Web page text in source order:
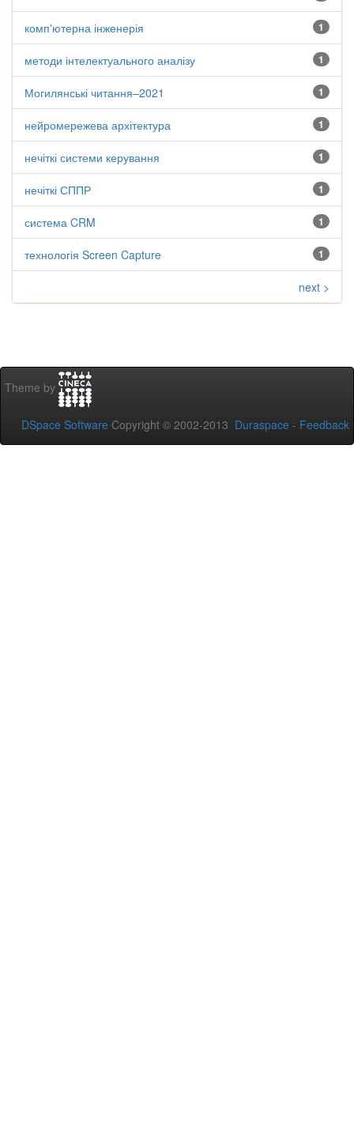
1
комп'ютерна інженерія
1
методи інтелектуального аналізу
1
Могилянські читання–2021
1
нейромережева архітектура
1
нечіткі системи керування
1
нечіткі СППР
1
система CRM
1
технологія Screen Capture
next >
Theme by
DSpace Software Copyright © 2002-2013 Duraspace - Feedback